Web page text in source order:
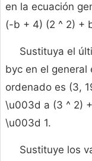
en la ecuación
(-b + 4) (2 ^ 2) +
Sustituya el
byc en el general
ordenado es (3,
\u003d a (3 ^ 2)
\u003d 1.
Sustituye los